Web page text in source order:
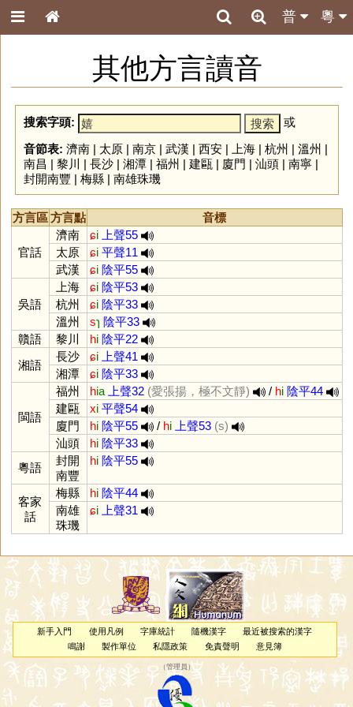
粵
普
其他方言讀音
搜索字頭:
或
音節表: 濟南| 太原| 南京| 武漢 | 西安| 上海| 杭州 | 溫州 |
南昌 | 黎川 | 長沙| 湘潭| 福州 | 建甌 | 廈門 | 汕頭| 南寧|
封開南豐 | 梅縣| 南雄珠璣
方言區方言點 音標
官話
濟南 ɕi
上聲55
太原
ɕi 平聲11
武漢
ɕi 陰平55
吳語
上海 ɕi 陰平53
杭州
ɕi 陰平33
溫州
sɿ 陰平33
贛語
黎川 hi 陰平22
湘語
長沙 ɕi
上聲41
湘潭
ɕi 陰平33
閩語
福州 hia 上聲32 (愛張揚，極不文靜) / hi 陰平44
建甌
xi 平聲54
廈門
hi 陰平55 / hi 上聲53 (s)
汕頭
hi 陰平33
粵語
封開
南豐
hi 陰平55
客家
話
梅縣 hi 陰平44
南雄
珠璣
ɕi 上聲31
新手入門 使用凡例 字庫統計 隨機漢字
最近被搜索的漢字
鳴謝
製作單位 私隱政策 免責聲明 意見簿
（管理員 ）